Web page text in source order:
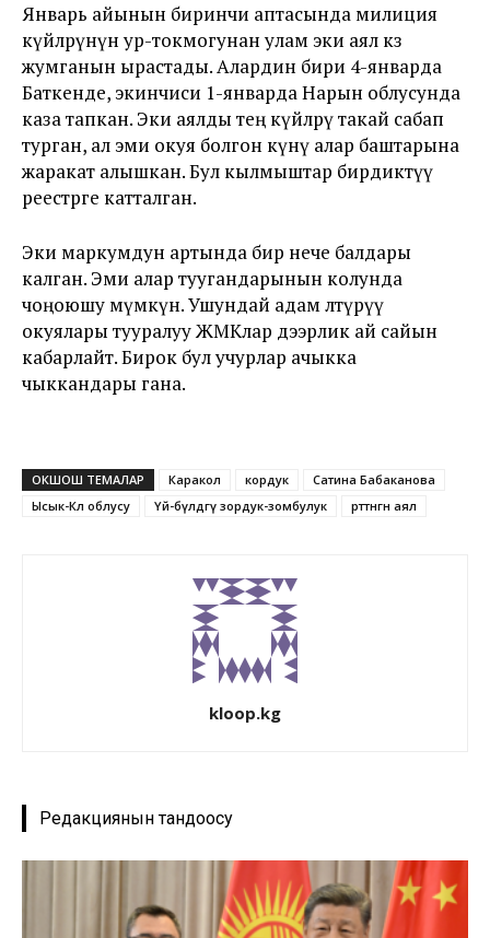
Январь айынын биринчи аптасында милиция
күйөөлөрүнүн ур-токмогунан улам эки аял көз
жумганын ырастады. Алардин бири 4-январда
Баткенде, экинчиси 1-январда Нарын облусунда
каза тапкан. Эки аялды тең күйөөлөрү такай сабап
турган, ал эми окуя болгон күнү алар баштарына
жаракат алышкан. Бул кылмыштар бирдиктүү
реестрге катталган.
Эки маркумдун артында бир нече балдары
калган. Эми алар туугандарынын колунда
чоңоюшу мүмкүн. Ушундай адам өлтүрүү
окуялары тууралуу ЖМКлар дээрлик ай сайын
кабарлайт. Бирок бул учурлар ачыкка
чыккандары гана.
ОКШОШ ТЕМАЛАР Каракол кордук
Сатина Бабаканова
Ысык-Көл облусу
Үй-бүлөдөгү зордук-зомбулук өрттөнгөн аял
kloop.kg
Редакциянын тандоосу